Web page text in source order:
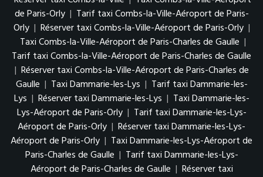
de Paris-Orly | Tarif taxi Combs-la-Ville-Aéroport de Paris-
Orly | Réserver taxi Combs-la-Ville-Aéroport de Paris-Orly |
Taxi Combs-la-Ville-Aéroport de Paris-Charles de Gaulle |
Tarif taxi Combs-la-Ville-Aéroport de Paris-Charles de Gaulle
| Réserver taxi Combs-la-Ville-Aéroport de Paris-Charles de
Gaulle | Taxi Dammarie-les-Lys | Tarif taxi Dammarie-les-
Lys | Réserver taxi Dammarie-les-Lys | Taxi Dammarie-les-
Lys-Aéroport de Paris-Orly | Tarif taxi Dammarie-les-Lys-
Aéroport de Paris-Orly | Réserver taxi Dammarie-les-Lys-
Aéroport de Paris-Orly | Taxi Dammarie-les-Lys-Aéroport de
Paris-Charles de Gaulle | Tarif taxi Dammarie-les-Lys-
Aéroport de Paris-Charles de Gaulle | Réserver taxi